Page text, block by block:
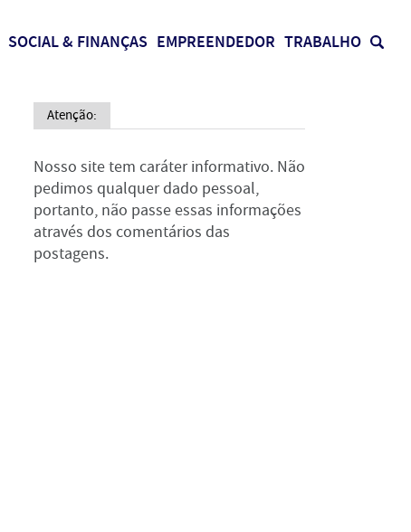
SOCIAL & FINANÇAS EMPREENDEDOR TRABALHO
Atenção:
Nosso site tem caráter informativo. Não
pedimos qualquer dado pessoal,
portanto, não passe essas informações
através dos comentários das
postagens.